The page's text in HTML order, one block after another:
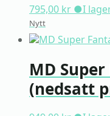
795,00 kr ●I
Nytt
MD
(nedsatt